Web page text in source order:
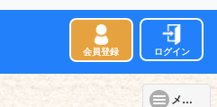
会員登録 ログイン
メニュー